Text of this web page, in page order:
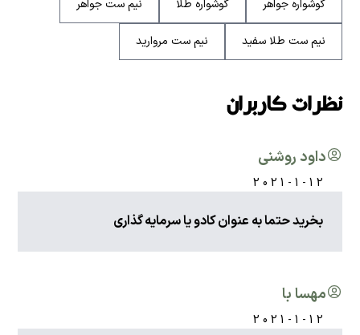
گوشواره جواهر گوشواره طلا نیم ست جواهر
نیم ست طلا سفید نیم ست مروارید
نظرات کاربران
داود روشنی
2021-1-12
بخرید حتما به عنوان کادو یا سرمایه گذاری
مهسا با
2021-1-12